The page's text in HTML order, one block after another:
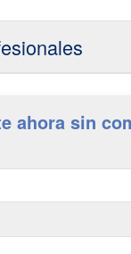
ahora sin